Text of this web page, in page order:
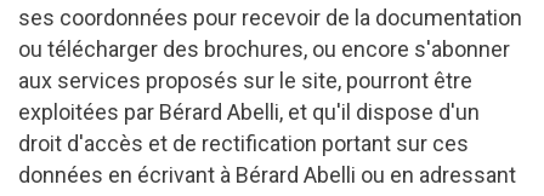
ses coordonnées pour recevoir de la documentation
ou télécharger des brochures, ou encore s'abonner
aux services proposés sur le site, pourront être
exploitées par Bérard Abelli, et qu'il dispose d'un
droit d'accès et de rectification portant sur ces
données en écrivant à Bérard Abelli ou en adressant